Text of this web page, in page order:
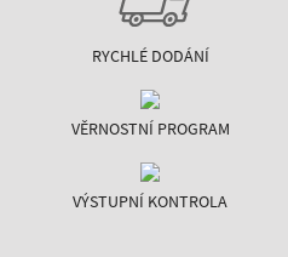
RYCHLÉ DODÁNÍ
VĚRNOSTNÍ PROGRAM
VÝSTUPNÍ KONTROLA